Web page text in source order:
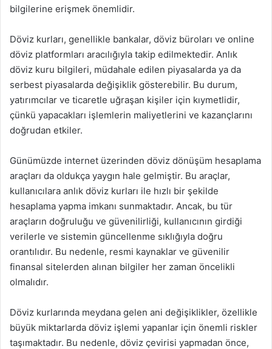
bilgilerine erişmek önemlidir.
Döviz kurları, genellikle bankalar, döviz büroları ve online
döviz platformları aracılığıyla takip edilmektedir. Anlık
döviz kuru bilgileri, müdahale edilen piyasalarda ya da
serbest piyasalarda değişiklik gösterebilir. Bu durum,
yatırımcılar ve ticaretle uğraşan kişiler için kıymetlidir,
çünkü yapacakları işlemlerin maliyetlerini ve kazançlarını
doğrudan etkiler.
Günümüzde internet üzerinden döviz dönüşüm hesaplama
araçları da oldukça yaygın hale gelmiştir. Bu araçlar,
kullanıcılara anlık döviz kurları ile hızlı bir şekilde
hesaplama yapma imkanı sunmaktadır. Ancak, bu tür
araçların doğruluğu ve güvenilirliği, kullanıcının girdiği
verilerle ve sistemin güncellenme sıklığıyla doğru
orantılıdır. Bu nedenle, resmi kaynaklar ve güvenilir
finansal sitelerden alınan bilgiler her zaman öncelikli
olmalıdır.
Döviz kurlarında meydana gelen ani değişiklikler, özellikle
büyük miktarlarda döviz işlemi yapanlar için önemli riskler
taşımaktadır. Bu nedenle, döviz çevirisi yapmadan önce,